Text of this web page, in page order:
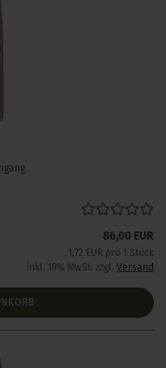
86,00 EUR
1,72 EUR pro 1 Stück
inkl. 19% MwSt. zzgl. Versand